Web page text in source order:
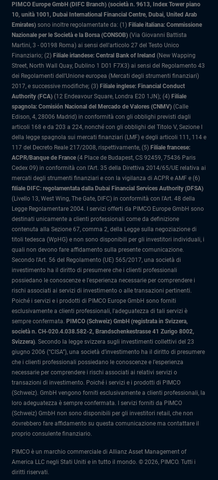
PIMCO Europe GmbH (DIFC Branch) (società n. 9613, Index Tower piano
10, unità 1001, Dubai International Financial Centre, Dubai, United Arab
Emirates) sono inoltre regolamentate da: (1) Filiale italiana: Commissione
Nazionale per le Società e la Borsa (CONSOB) (Via Giovanni Battista
Martini, 3 - 00198 Roma) ai sensi dell'articolo 27 del Testo Unico
Finanziario; (2) Filiale irlandese: Central Bank of Ireland (New Wapping
Street, North Wall Quay, Dublino 1 D01 F7X3) ai sensi del Regolamento 43
dei Regolamenti dell'Unione europea (Mercati degli strumenti finanziari)
2017, e successive modifiche; (3) Filiale inglese: Financial Conduct
Authority (FCA) (12 Endeavour Square, Londra E20 1JN); (4) Filiale
spagnola: Comisión Nacional del Mercado de Valores (CNMV) (Calle
Edison, 4, 28006 Madrid) in conformità con gli obblighi previsti dagli
articoli 168 e da 203 a 224, nonché con gli obblighi del Titolo V, Sezione I
della legge spagnola sui mercati finanziari (LMF) e degli articoli 111, 114 e
117 del Decreto Reale 217/2008, rispettivamente, (5) Filiale francese:
ACPR/Banque de France (4 Place de Budapest, CS 92459, 75436 Paris
Cedex 09) in conformità con l’Art. 35 della Direttiva 2014/65/UE relativa ai
mercati degli strumenti finanziari e con la vigilanza di ACPR e AMF e (6)
filiale DIFC: regolamentata dalla Dubai Financial Services Authority (DFSA)
(Livello 13, West Wing, The Gate, DIFC) in conformità con l'Art. 48 della
Legge Regolamentare 2004. I servizi offerti da PIMCO Europe GmbH sono
destinati unicamente a clienti professionali come da definizione
contenuta alla Sezione 67, comma 2, della Legge sulla negoziazione di
titoli tedesca (WpHG) e non sono disponibili per gli investitori individuali, i
quali non devono fare affidamento sulla presente comunicazione.
Secondo l'Art. 56 del Regolamento (UE) 565/2017, una società di
investimento ha il diritto di presumere che i clienti professionali
possiedano le conoscenze e l'esperienza necessarie per comprendere i
rischi associati ai servizi di investimento o alle transazioni pertinenti.
Poiché i servizi e i prodotti di PIMCO Europe GmbH sono forniti
esclusivamente a clienti professionali, l'adeguatezza di tali servizi è
sempre confermata. PIMCO (Schweiz) GmbH (registrata in Svizzera,
società n. CH-020.4.038.582-2, Brandschenkestrasse 41 Zurigo 8002,
Svizzera). Secondo la legge svizzera sugli investimenti collettivi del 23
giugno 2006 (“CISA”), una società d’investimento ha il diritto di presumere
che i clienti professionali possiedano le conoscenze e l’esperienza
necessarie per comprendere i rischi associati ai relativi servizi o
transazioni di investimento. Poiché i servizi e i prodotti di PIMCO
(Schweiz). GmbH vengono forniti esclusivamente a clienti professionali, la
loro adeguatezza è sempre confermata.
I servizi forniti da PIMCO
(Schweiz) GmbH non sono disponibili per gli investitori retail, che non
dovrebbero fare affidamento su questa comunicazione ma contattare il
proprio consulente finanziario.
PIMCO è un marchio commerciale di Allianz Asset Management of
America LLC negli Stati Uniti e in tutto il mondo. © 2026, PIMCO. Tutti i
diritti riservati.